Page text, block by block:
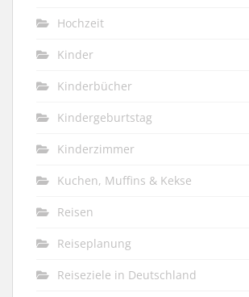
Hochzeit
Kinder
Kinderbücher
Kindergeburtstag
Kinderzimmer
Kuchen, Muffins & Kekse
Reisen
Reiseplanung
Reiseziele in Deutschland